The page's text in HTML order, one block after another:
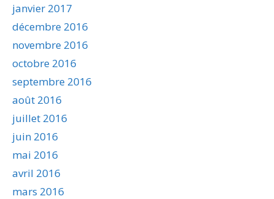
janvier 2017
décembre 2016
novembre 2016
octobre 2016
septembre 2016
août 2016
juillet 2016
juin 2016
mai 2016
avril 2016
mars 2016